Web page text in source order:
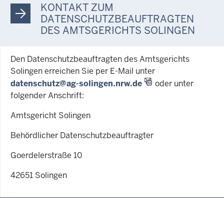
KONTAKT ZUM
DATENSCHUTZBEAUFTRAGTEN
DES AMTSGERICHTS SOLINGEN
Den Datenschutzbeauftragten des Amtsgerichts
Solingen erreichen Sie per E-Mail unter
datenschutz@ag-solingen.nrw.de
oder unter
folgender Anschrift:
Amtsgericht Solingen
Behördlicher Datenschutzbeauftragter
Goerdelerstraße 10
42651 Solingen